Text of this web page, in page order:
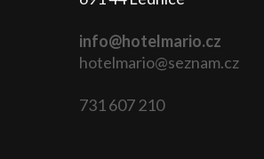
info@hotelmario.cz
hotelmario@seznam.cz
731 607 210